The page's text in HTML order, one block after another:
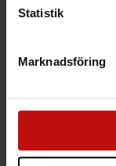
Statistik
Marknadsföring